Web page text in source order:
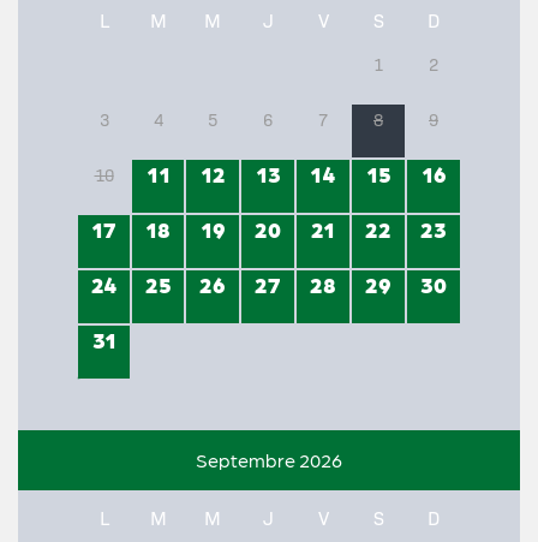
L M M J V S D
1 2
3 4 5 6 7 8 9
10 11 12 13 14 15
16
17
18 19 20 21 22
23
24
25 26 27 28 29
30
31
Septembre 2026
L M M J V S D